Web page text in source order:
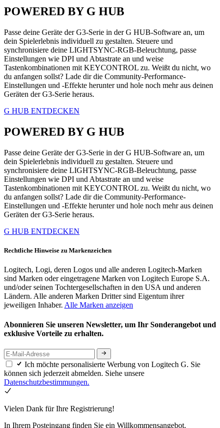
POWERED BY G HUB
Passe deine Geräte der G3-Serie in der G HUB-Software an, um
dein Spielerlebnis individuell zu gestalten. Steuere und
synchronisiere deine LIGHTSYNC-RGB-Beleuchtung, passe
Einstellungen wie DPI und Abtastrate an und weise
Tastenkombinationen mit KEYCONTROL zu. Weißt du nicht, wo
du anfangen sollst? Lade dir die Community-Performance-
Einstellungen und -Effekte herunter und hole noch mehr aus deinen
Geräten der G3-Serie heraus.
G HUB ENTDECKEN
POWERED BY G HUB
Passe deine Geräte der G3-Serie in der G HUB-Software an, um
dein Spielerlebnis individuell zu gestalten. Steuere und
synchronisiere deine LIGHTSYNC-RGB-Beleuchtung, passe
Einstellungen wie DPI und Abtastrate an und weise
Tastenkombinationen mit KEYCONTROL zu. Weißt du nicht, wo
du anfangen sollst? Lade dir die Community-Performance-
Einstellungen und -Effekte herunter und hole noch mehr aus deinen
Geräten der G3-Serie heraus.
G HUB ENTDECKEN
Rechtliche Hinweise zu Markenzeichen
Logitech, Logi, deren Logos und alle anderen Logitech-Marken
sind Marken oder eingetragene Marken von Logitech Europe S.A.
und/oder seinen Tochtergesellschaften in den USA und anderen
Ländern. Alle anderen Marken Dritter sind Eigentum ihrer
jeweiligen Inhaber. Alle Marken anzeigen
Abonnieren Sie unseren Newsletter, um Ihr Sonderangebot und
exklusive Vorteile zu erhalten.
Ich möchte personalisierte Werbung von Logitech G. Sie
können sich jederzeit abmelden. Siehe unsere
Datenschutzbestimmungen.
Vielen Dank für Ihre Registrierung!
In Ihrem Posteingang finden Sie ein Willkommensangebot.